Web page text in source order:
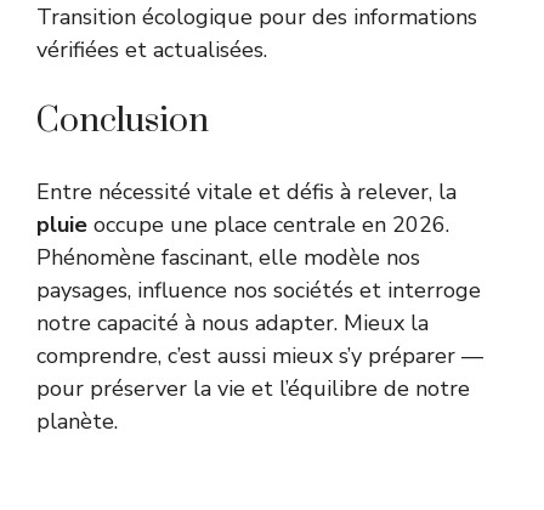
Transition écologique pour des informations
vérifiées et actualisées.
Conclusion
Entre nécessité vitale et défis à relever, la
pluie occupe une place centrale en 2026.
Phénomène fascinant, elle modèle nos
paysages, influence nos sociétés et interroge
notre capacité à nous adapter. Mieux la
comprendre, c’est aussi mieux s’y préparer —
pour préserver la vie et l’équilibre de notre
planète.